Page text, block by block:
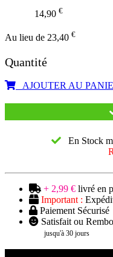
14,90 €
Au lieu de 23,40 €
Quantité
AJOUTER AU
En Stock
+ 2,99 € livré en
Important :
Paiement Sécurisé
Satisfait ou
jusqu'à 30 jours